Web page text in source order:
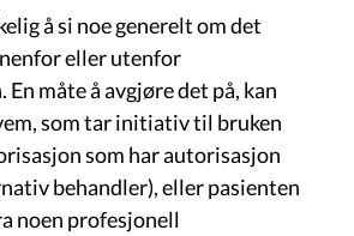
å si noe generelt om det
eller utenfor
måte å avgjøre det på, kan
som tar initiativ til bruken
som har autorisasjon
behandler), eller pasienten
noen profesjonell